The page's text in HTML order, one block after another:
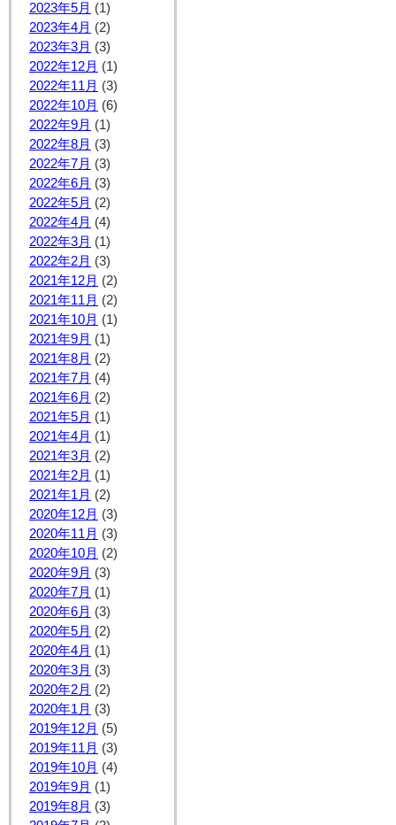
2023年5月 (1)
2023年4月 (2)
2023年3月 (3)
2022年12月 (1)
2022年11月 (3)
2022年10月 (6)
2022年9月 (1)
2022年8月 (3)
2022年7月 (3)
2022年6月 (3)
2022年5月 (2)
2022年4月 (4)
2022年3月 (1)
2022年2月 (3)
2021年12月 (2)
2021年11月 (2)
2021年10月 (1)
2021年9月 (1)
2021年8月 (2)
2021年7月 (4)
2021年6月 (2)
2021年5月 (1)
2021年4月 (1)
2021年3月 (2)
2021年2月 (1)
2021年1月 (2)
2020年12月 (3)
2020年11月 (3)
2020年10月 (2)
2020年9月 (3)
2020年7月 (1)
2020年6月 (3)
2020年5月 (2)
2020年4月 (1)
2020年3月 (3)
2020年2月 (2)
2020年1月 (3)
2019年12月 (5)
2019年11月 (3)
2019年10月 (4)
2019年9月 (1)
2019年8月 (3)